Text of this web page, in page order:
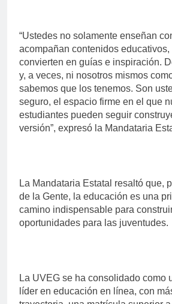
“Ustedes no solamente enseñan
acompañan contenidos
convierten en guías e inspiración.
y, a veces, ni nosotros mismos
sabemos que los tenemos. Son
seguro, el espacio firme en el que
estudiantes pueden seguir
versión”, expresó la Mandataria
La Mandataria Estatal resaltó que,
de la Gente, la educación es una
camino indispensable para
oportunidades para las juventudes.
La UVEG se ha consolidado como
líder en educación en línea, con